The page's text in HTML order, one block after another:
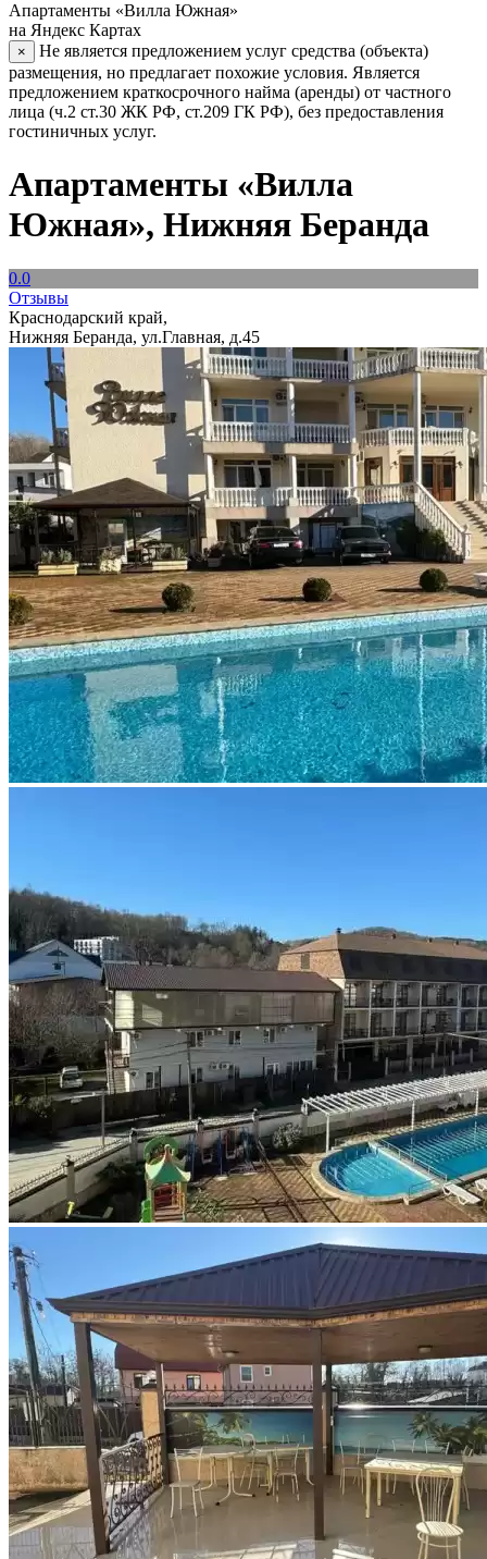
Апартаменты «Вилла Южная»
на Яндекс Картах
×
Не является предложением услуг средства (объекта)
размещения, но предлагает похожие условия. Является
предложением краткосрочного найма (аренды) от частного
лица (ч.2 ст.30 ЖК РФ, ст.209 ГК РФ), без предоставления
гостиничных услуг.
Апартаменты «Вилла
Южная», Нижняя Беранда
0.0
Отзывы
Краснодарский край,
Нижняя Беранда, ул.Главная, д.45